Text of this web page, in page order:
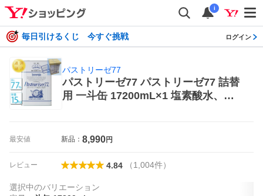
i
毎日引けるくじ 今すぐ挑戦 ログイン
パストリーゼ77
パストリーゼ77 パストリーゼ77 詰替
用 一斗缶 17200mL×1 塩素酸水、除
最安値 新品： 8,990円
レビュー 4.84 （1,004件）
選択中のバリエーション